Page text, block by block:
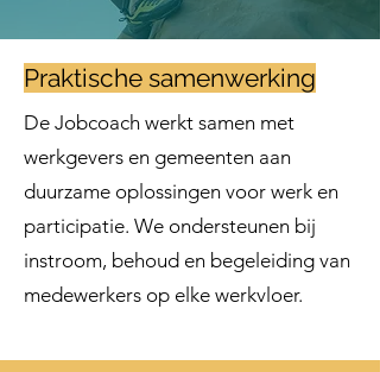
Praktische samenwerking
De Jobcoach werkt samen met
werkgevers en gemeenten aan
duurzame oplossingen voor werk en
participatie. We ondersteunen bij
instroom, behoud en begeleiding van
medewerkers op elke werkvloer.